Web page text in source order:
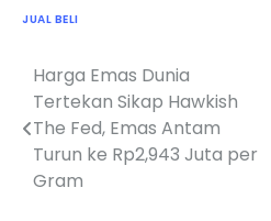
JUAL BELI
Post
navigation
Harga Emas Dunia
Tertekan Sikap Hawkish
The Fed, Emas Antam
Turun ke Rp2,943 Juta per
Gram